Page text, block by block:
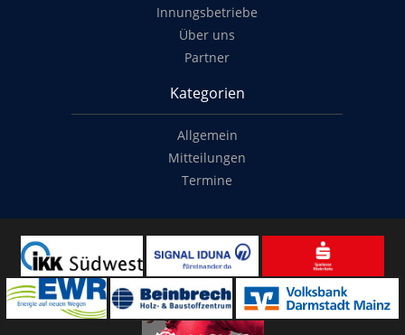
Innungsbetriebe
Über uns
Partner
Kategorien
Allgemein
Mitteilungen
Termine
© 2014-2022 Classymade GmbH. Alle Rechte vorbehalten.